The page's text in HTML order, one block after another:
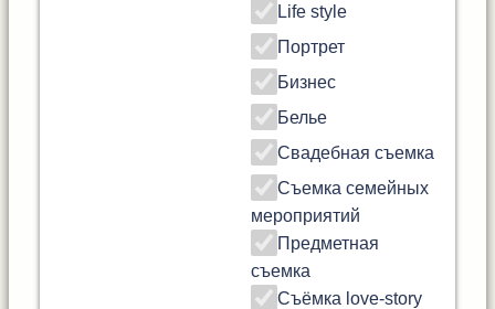
Life style
Портрет
Бизнес
Белье
Свадебная съемка
Съемка семейных
мероприятий
Предметная
съемка
Съёмка love-story